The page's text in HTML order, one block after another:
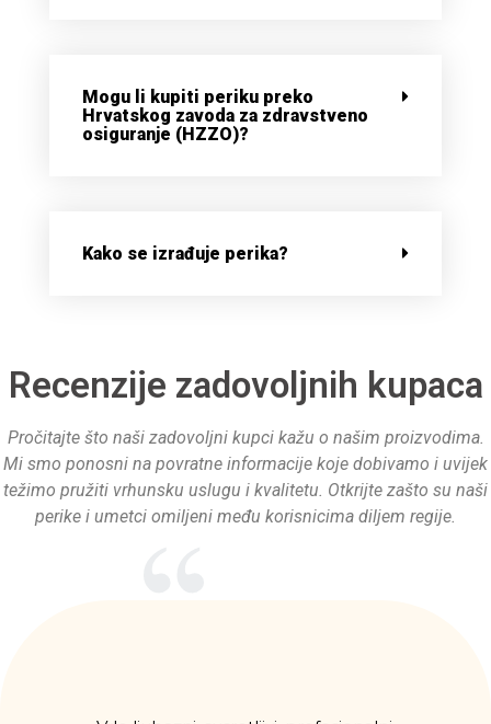
Mogu li kupiti periku preko
Hrvatskog zavoda za zdravstveno
osiguranje (HZZO)?
Kako se izrađuje perika?
Recenzije zadovoljnih kupaca
Pročitajte što naši zadovoljni kupci kažu o našim proizvodima.
Mi smo ponosni na povratne informacije koje dobivamo i uvijek
težimo pružiti vrhunsku uslugu i kvalitetu. Otkrijte zašto su naši
perike i umetci omiljeni među korisnicima diljem regije.